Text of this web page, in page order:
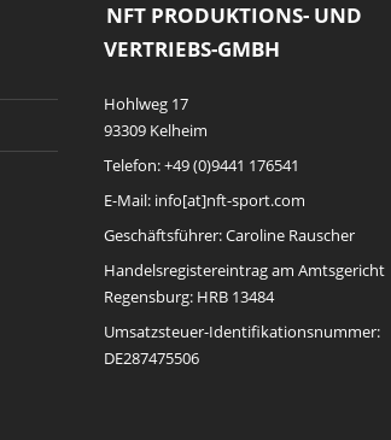
NFT PRODUKTIONS- UND
VERTRIEBS-GMBH
Hohlweg 17
93309 Kelheim
Telefon: +49 (0)9441 176541
E-Mail: info[at]nft-sport.com
Geschäftsführer: Caroline Rauscher
Handelsregistereintrag am Amtsgericht
Regensburg: HRB 13484
Umsatzsteuer-Identifikationsnummer:
DE287475506